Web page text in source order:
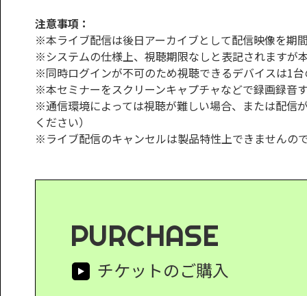
注意事項：
※本ライブ配信は後日アーカイブとして配信映像を期
※システムの仕様上、視聴期限なしと表記されますが
※同時ログインが不可のため視聴できるデバイスは1
※本セミナーをスクリーンキャプチャなどで録画録音
※通信環境によっては視聴が難しい場合、または配信
ください）
※ライブ配信のキャンセルは製品特性上できませんの
PURCHASE
チケットのご購入